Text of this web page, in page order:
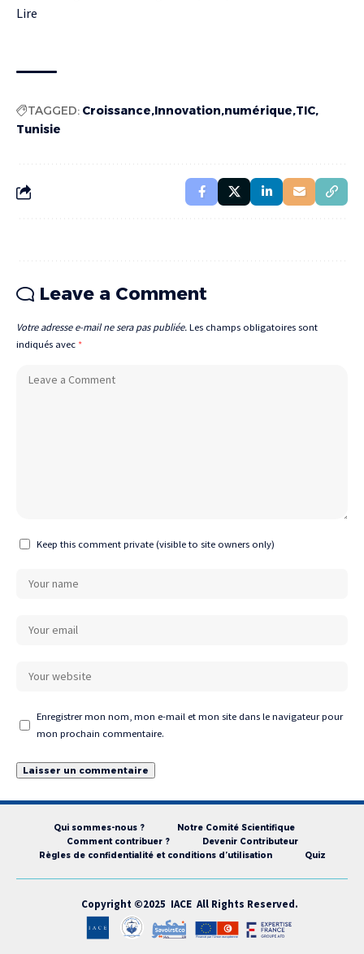
Lire
TAGGED: Croissance Innovation numérique TIC
Tunisie
Leave a Comment
Votre adresse e-mail ne sera pas publiée. Les champs obligatoires sont
indiqués avec *
Keep this comment private (visible to site owners only)
Enregistrer mon nom, mon e-mail et mon site dans le navigateur pour
mon prochain commentaire.
Qui sommes-nous ?
Notre Comité Scientifique
Comment contribuer ?
Devenir Contributeur
Règles de confidentialité et conditions d’utilisation
Quiz
Copyright ©2025 IACE All Rights Reserved.